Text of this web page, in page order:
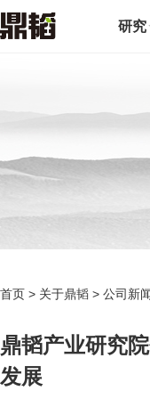
研究
首页 > 关于鼎韬 > 公司新
鼎韬产业研究
发展